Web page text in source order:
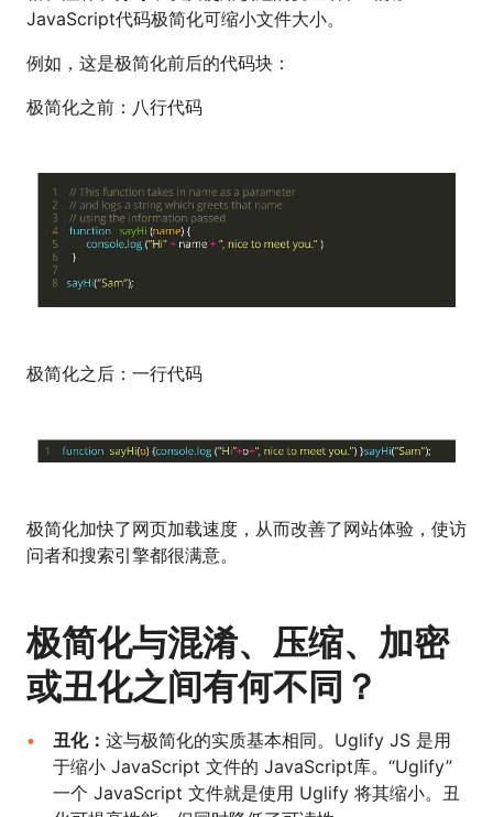
JavaScript代码极简化可缩小文件大小。
例如，这是极简化前后的代码块：
极简化之前：八行代码
极简化之后：一行代码
极简化加快了网页加载速度，从而改善了网站体验，使访
问者和搜索引擎都很满意。
极简化与混淆、压缩、加密
或丑化之间有何不同？
丑化： 这与极简化的实质基本相同。Uglify JS 是用
于缩小 JavaScript 文件的 JavaScript库。“Uglify”
一个 JavaScript 文件就是使用 Uglify 将其缩小。丑